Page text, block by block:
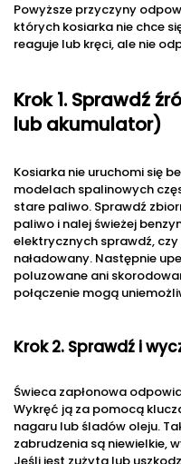
Powyższe przyczyny
których kosiarka nie chce
reaguje lub kręci, ale nie
Krok 1. Sprawdź
lub akumulator)
Kosiarka nie uruchomi się
modelach spalinowych
stare paliwo. Sprawdź
paliwo i nalej świeżej
elektrycznych sprawdź,
naładowany. Następnie
poluzowane ani
połączenie mogą
Krok 2. Sprawdź i
Świeca zapłonowa
Wykręć ją za pomocą
nagaru lub śladów oleju.
zabrudzenia są niewielkie,